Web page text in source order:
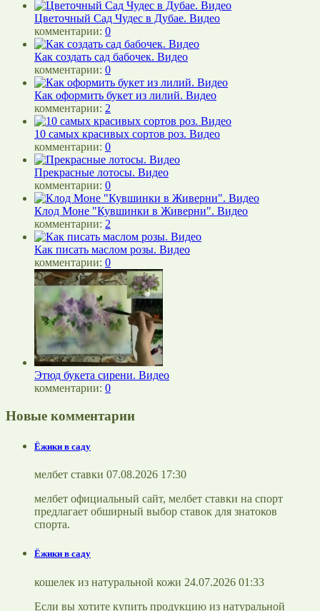
Цветочный Сад Чудес в Дубае. Видео
комментарии: 0
Как создать сад бабочек. Видео
комментарии: 0
Как оформить букет из лилий. Видео
комментарии: 2
10 самых красивых сортов роз. Видео
комментарии: 0
Прекрасные лотосы. Видео
комментарии: 0
Клод Моне "Кувшинки в Живерни". Видео
комментарии: 2
Как писать маслом розы. Видео
комментарии: 0
Этюд букета сирени. Видео
комментарии: 0
Новые комментарии
Ёжики в саду
мелбет ставки 07.08.2026 17:30
мелбет официальный сайт, мелбет ставки на спорт
предлагает обширный выбор ставок для знатоков
спорта.
Ёжики в саду
кошелек из натуральной кожи 24.07.2026 01:33
Если вы хотите купить продукцию из натуральной